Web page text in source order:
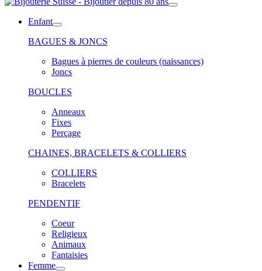
Enfant
BAGUES & JONCS
Bagues à pierres de couleurs (naissances)
Joncs
BOUCLES
Anneaux
Fixes
Perçage
CHAINES, BRACELETS & COLLIERS
COLLIERS
Bracelets
PENDENTIF
Coeur
Religieux
Animaux
Fantaisies
Femme